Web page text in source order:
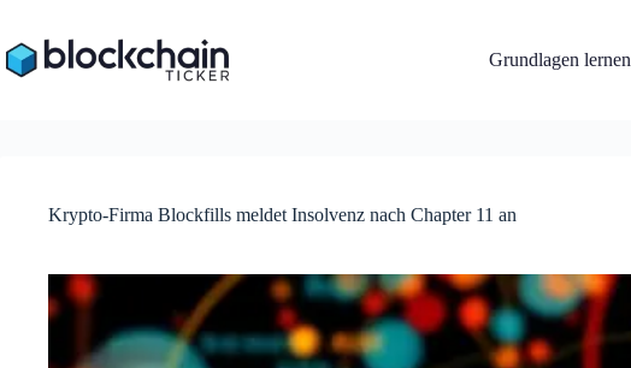
springen
Grundlagen lernen
Krypto-Firma Blockfills meldet Insolvenz nach Chapter 11 an